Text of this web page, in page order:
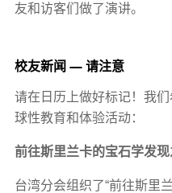
友和访客们做了演讲。
校友新闻 — 请注意
请在日历上做好标记！我
球性教育和体验活动：
前往斯里兰卡的宝石学发
台湾分会组织了“前往斯里